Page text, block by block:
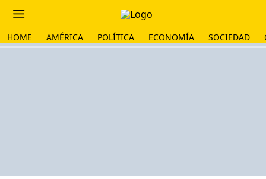
HOME AMÉRICA POLÍTICA ECONOMÍA SOCIEDAD